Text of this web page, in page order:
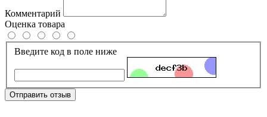
Комментарий
Оценка товара
Введите код в поле ниже
Отправить отзыв